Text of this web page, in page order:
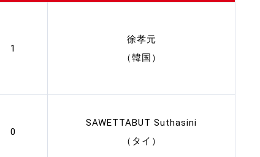
1
徐孝元
（韓国）
0
SAWETTABUT Suthasini
（タイ）